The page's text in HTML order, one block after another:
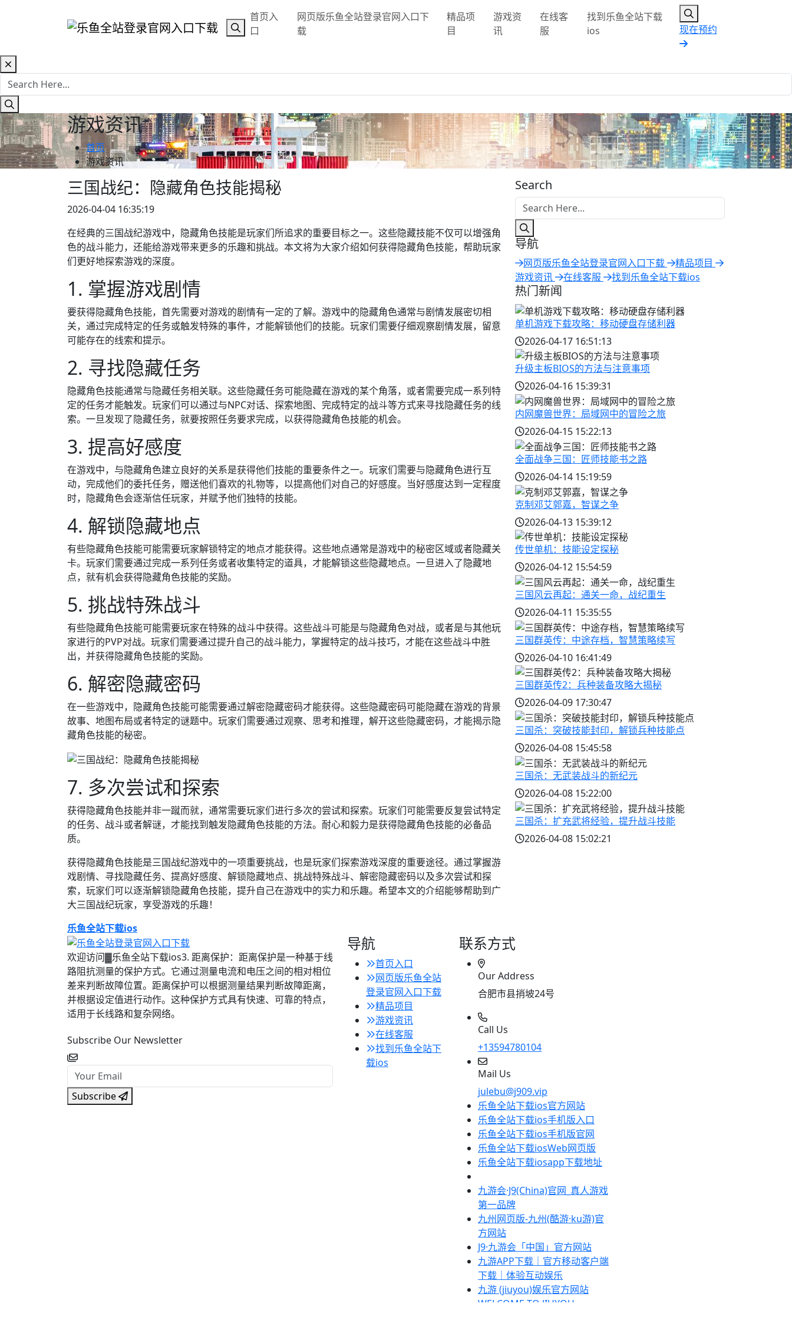
首页入
口
网页版乐鱼全站登录官网入口下
载
精品项
目
游戏资
讯
在线客
服
找到乐鱼全站下载
ios
现在预约
游戏资讯
首页
游戏资讯
三国战纪：隐藏角色技能揭秘
2026-04-04 16:35:19
在经典的三国战纪游戏中，隐藏角色技能是玩家们所追求的重要目标之一。这些隐藏技能不仅可以增强角
色的战斗能力，还能给游戏带来更多的乐趣和挑战。本文将为大家介绍如何获得隐藏角色技能，帮助玩家
们更好地探索游戏的深度。
1. 掌握游戏剧情
要获得隐藏角色技能，首先需要对游戏的剧情有一定的了解。游戏中的隐藏角色通常与剧情发展密切相
关，通过完成特定的任务或触发特殊的事件，才能解锁他们的技能。玩家们需要仔细观察剧情发展，留意
可能存在的线索和提示。
2. 寻找隐藏任务
隐藏角色技能通常与隐藏任务相关联。这些隐藏任务可能隐藏在游戏的某个角落，或者需要完成一系列特
定的任务才能触发。玩家们可以通过与NPC对话、探索地图、完成特定的战斗等方式来寻找隐藏任务的线
索。一旦发现了隐藏任务，就要按照任务要求完成，以获得隐藏角色技能的机会。
3. 提高好感度
在游戏中，与隐藏角色建立良好的关系是获得他们技能的重要条件之一。玩家们需要与隐藏角色进行互
动，完成他们的委托任务，赠送他们喜欢的礼物等，以提高他们对自己的好感度。当好感度达到一定程度
时，隐藏角色会逐渐信任玩家，并赋予他们独特的技能。
4. 解锁隐藏地点
有些隐藏角色技能可能需要玩家解锁特定的地点才能获得。这些地点通常是游戏中的秘密区域或者隐藏关
卡。玩家们需要通过完成一系列任务或者收集特定的道具，才能解锁这些隐藏地点。一旦进入了隐藏地
点，就有机会获得隐藏角色技能的奖励。
5. 挑战特殊战斗
有些隐藏角色技能可能需要玩家在特殊的战斗中获得。这些战斗可能是与隐藏角色对战，或者是与其他玩
家进行的PVP对战。玩家们需要通过提升自己的战斗能力，掌握特定的战斗技巧，才能在这些战斗中胜
出，并获得隐藏角色技能的奖励。
6. 解密隐藏密码
在一些游戏中，隐藏角色技能可能需要通过解密隐藏密码才能获得。这些隐藏密码可能隐藏在游戏的背景
故事、地图布局或者特定的谜题中。玩家们需要通过观察、思考和推理，解开这些隐藏密码，才能揭示隐
藏角色技能的秘密。
7. 多次尝试和探索
获得隐藏角色技能并非一蹴而就，通常需要玩家们进行多次的尝试和探索。玩家们可能需要反复尝试特定
的任务、战斗或者解谜，才能找到触发隐藏角色技能的方法。耐心和毅力是获得隐藏角色技能的必备品
质。
获得隐藏角色技能是三国战纪游戏中的一项重要挑战，也是玩家们探索游戏深度的重要途径。通过掌握游
戏剧情、寻找隐藏任务、提高好感度、解锁隐藏地点、挑战特殊战斗、解密隐藏密码以及多次尝试和探
索，玩家们可以逐渐解锁隐藏角色技能，提升自己在游戏中的实力和乐趣。希望本文的介绍能够帮助到广
大三国战纪玩家，享受游戏的乐趣！
乐鱼全站下载ios
Search
导航
网页版乐鱼全站登录官网入口下载
精品项目
游戏资讯
在线客服 找到乐鱼全站下载ios
热门新闻
单机游戏下载攻略：移动硬盘存储利器
2026-04-17 16:51:13
升级主板BIOS的方法与注意事项
2026-04-16 15:39:31
内网魔兽世界：局域网中的冒险之旅
2026-04-15 15:22:13
全面战争三国：匠师技能书之路
2026-04-14 15:19:59
克制邓艾郭嘉，智谋之争
2026-04-13 15:39:12
传世单机：技能设定探秘
2026-04-12 15:54:59
三国风云再起：通关一命，战纪重生
2026-04-11 15:35:55
三国群英传：中途存档，智慧策略续写
2026-04-10 16:41:49
三国群英传2：兵种装备攻略大揭秘
2026-04-09 17:30:47
三国杀：突破技能封印，解锁兵种技能点
2026-04-08 15:45:58
三国杀：无武装战斗的新纪元
2026-04-08 15:22:00
三国杀：扩充武将经验，提升战斗技能
2026-04-08 15:02:21
欢迎访问▓乐鱼全站下载ios3. 距离保护：距离保护是一种基于线
路阻抗测量的保护方式。它通过测量电流和电压之间的相对相位
差来判断故障位置。距离保护可以根据测量结果判断故障距离，
并根据设定值进行动作。这种保护方式具有快速、可靠的特点，
适用于长线路和复杂网络。
Subscribe Our Newsletter
Subscribe
导航
首页入口
网页版乐鱼全站
登录官网入口下载
精品项目
游戏资讯
在线客服
找到乐鱼全站下
载ios
联系方式
Our Address
合肥市县捎坡24号
Call Us
+13594780104
Mail Us
julebu@j909.vip
乐鱼全站下载ios官方网站
乐鱼全站下载ios手机版入口
乐鱼全站下载ios手机版官网
乐鱼全站下载iosWeb网页版
乐鱼全站下载iosapp下载地址
九游会·J9(China)官网_真人游戏
第一品牌
九州网页版-九州(酷游·ku游)官
方网站
J9·九游会「中国」官方网站
九游APP下载｜官方移动客户端
下载｜体验互动娱乐
九游 (jiuyou)娱乐官方网站
WELCOME TO JIUYOU